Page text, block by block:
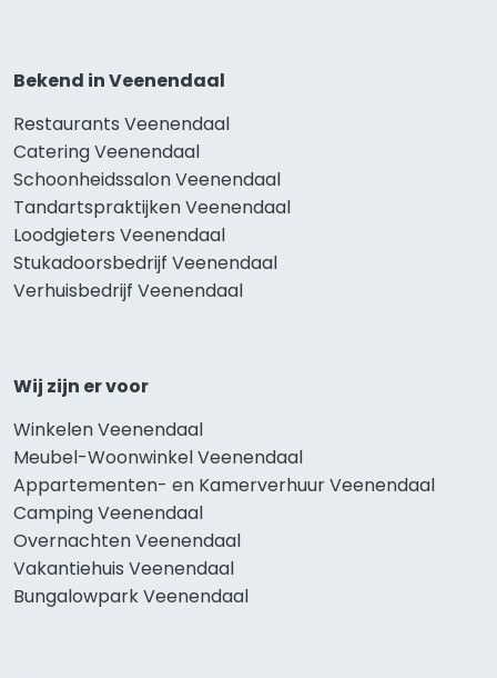
Bekend in Veenendaal
Restaurants Veenendaal
Catering Veenendaal
Schoonheidssalon Veenendaal
Tandartspraktijken Veenendaal
Loodgieters Veenendaal
Stukadoorsbedrijf Veenendaal
Verhuisbedrijf Veenendaal
Wij zijn er voor
Winkelen Veenendaal
Meubel-Woonwinkel Veenendaal
Appartementen- en Kamerverhuur Veenendaal
Camping Veenendaal
Overnachten Veenendaal
Vakantiehuis Veenendaal
Bungalowpark Veenendaal